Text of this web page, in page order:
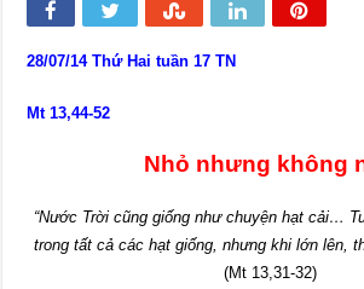
28/07/14 Thứ Hai tuần 17 TN
Mt 13,44-52
Nhỏ nhưng không
“Nước Trời cũng giống như chuyện hạt cải…
trong tất cả các hạt giống, nhưng khi lớn lên,
(Mt 13,31-32)